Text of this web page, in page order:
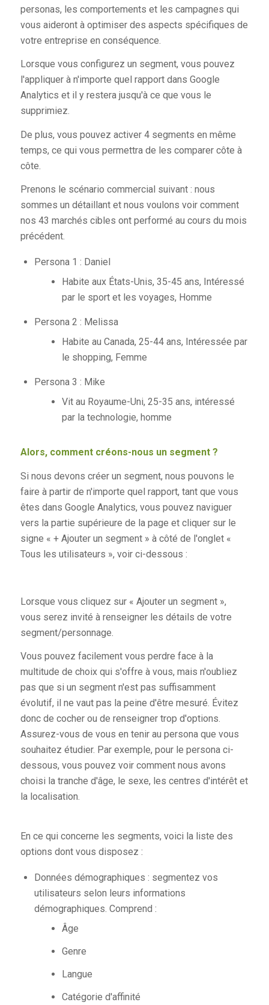
personas, les comportements et les campagnes qui
vous aideront à optimiser des aspects spécifiques de
votre entreprise en conséquence.
Lorsque vous configurez un segment, vous pouvez
l'appliquer à n'importe quel rapport dans Google
Analytics et il y restera jusqu'à ce que vous le
supprimiez.
De plus, vous pouvez activer 4 segments en même
temps, ce qui vous permettra de les comparer côte à
côte.
Prenons le scénario commercial suivant : nous
sommes un détaillant et nous voulons voir comment
nos 43 marchés cibles ont performé au cours du mois
précédent.
Persona 1 : Daniel
Habite aux États-Unis, 35-45 ans, Intéressé
par le sport et les voyages, Homme
Persona 2 : Melissa
Habite au Canada, 25-44 ans, Intéressée par
le shopping, Femme
Persona 3 : Mike
Vit au Royaume-Uni, 25-35 ans, intéressé
par la technologie, homme
Alors, comment créons-nous un segment ?
Si nous devons créer un segment, nous pouvons le
faire à partir de n'importe quel rapport, tant que vous
êtes dans Google Analytics, vous pouvez naviguer
vers la partie supérieure de la page et cliquer sur le
signe « + Ajouter un segment » à côté de l'onglet «
Tous les utilisateurs », voir ci-dessous :
Lorsque vous cliquez sur « Ajouter un segment »,
vous serez invité à renseigner les détails de votre
segment/personnage.
Vous pouvez facilement vous perdre face à la
multitude de choix qui s'offre à vous, mais n'oubliez
pas que si un segment n'est pas suffisamment
évolutif, il ne vaut pas la peine d'être mesuré. Évitez
donc de cocher ou de renseigner trop d'options.
Assurez-vous de vous en tenir au persona que vous
souhaitez étudier. Par exemple, pour le persona ci-
dessous, vous pouvez voir comment nous avons
choisi la tranche d'âge, le sexe, les centres d'intérêt et
la localisation.
En ce qui concerne les segments, voici la liste des
options dont vous disposez :
Données démographiques : segmentez vos
utilisateurs selon leurs informations
démographiques. Comprend :
Âge
Genre
Langue
Catégorie d'affinité